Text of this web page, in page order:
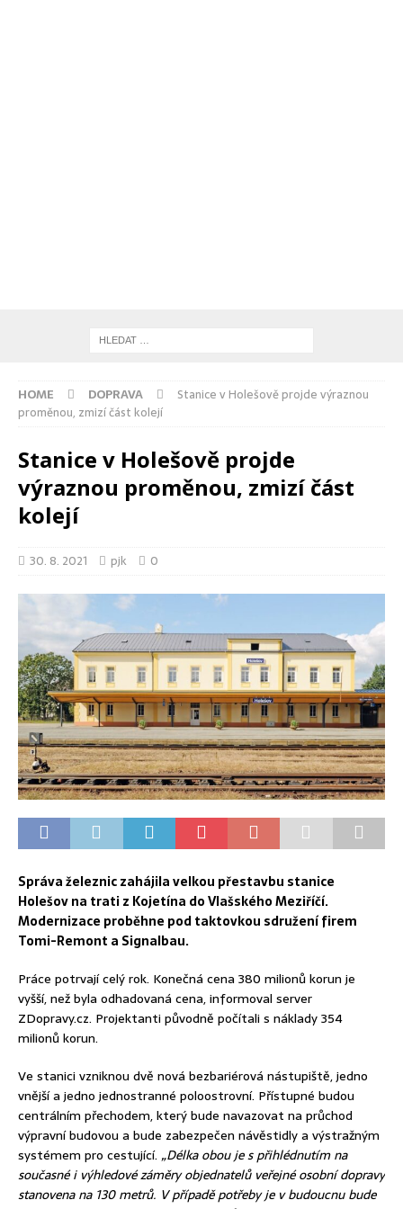
HOME DOPRAVA
Stanice v Holešově projde výraznou
proměnou, zmizí část kolejí
Stanice v Holešově projde
výraznou proměnou, zmizí část
kolejí
30. 8. 2021 pjk 0
Správa železnic zahájila velkou přestavbu stanice
Holešov na trati z Kojetína do Vlašského Meziříčí.
Modernizace proběhne pod taktovkou sdružení firem
Tomi-Remont a Signalbau.
Práce potrvají celý rok. Konečná cena 380 milionů korun je
vyšší, než byla odhadovaná cena, informoval server
ZDopravy.cz. Projektanti původně počítali s náklady 354
milionů korun.
Ve stanici vzniknou dvě nová bezbariérová nástupiště, jedno
vnější a jedno jednostranné poloostrovní. Přístupné budou
centrálním přechodem, který bude navazovat na průchod
výpravní budovou a bude zabezpečen návěstidly a výstražným
systémem pro cestující. „Délka obou je s přihlédnutím na
současné i výhledové záměry objednatelů veřejné osobní dopravy
stanovena na 130 metrů. V případě potřeby je v budoucnu bude